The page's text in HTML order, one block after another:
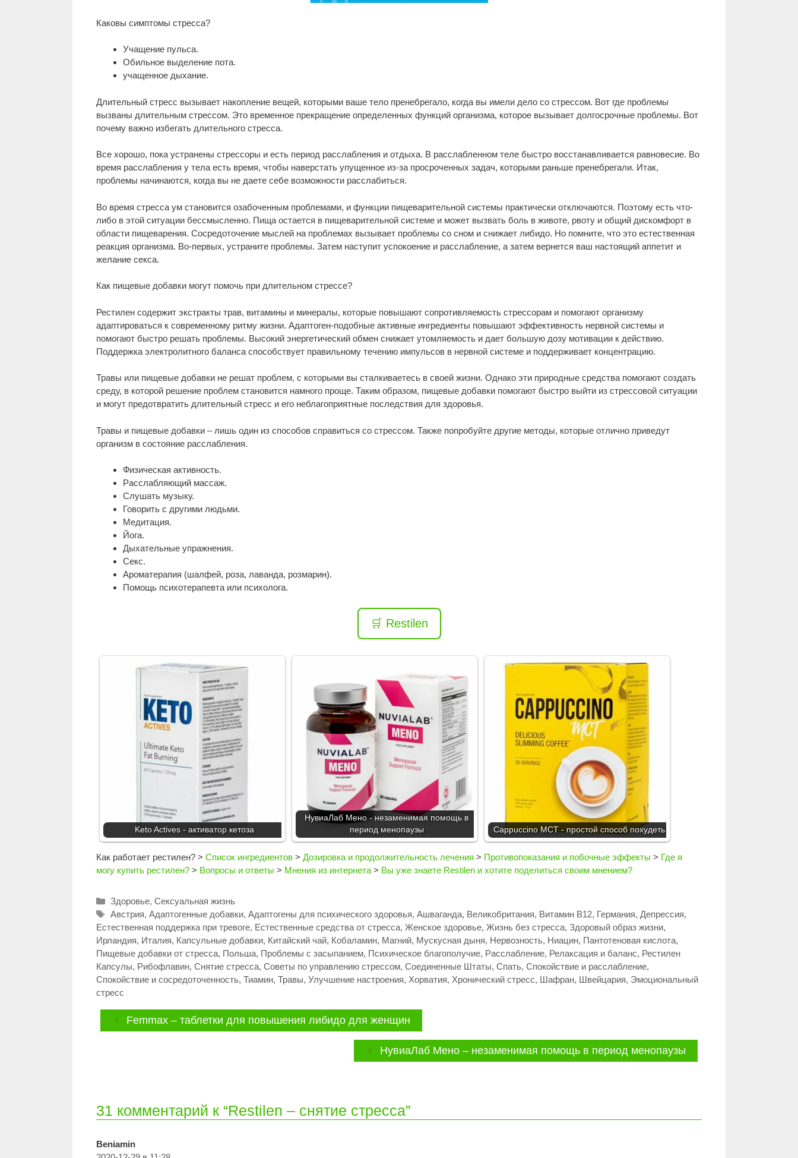
Каковы симптомы стресса?
Учащение пульса.
Обильное выделение пота.
учащенное дыхание.
Длительный стресс вызывает накопление вещей, которыми ваше тело пренебрегало, когда вы имели дело со стрессом. Вот где проблемы
вызваны длительным стрессом. Это временное прекращение определенных функций организма, которое вызывает долгосрочные проблемы. Вот
почему важно избегать длительного стресса.
Все хорошо, пока устранены стрессоры и есть период расслабления и отдыха. В расслабленном теле быстро восстанавливается равновесие. Во
время расслабления у тела есть время, чтобы наверстать упущенное из-за просроченных задач, которыми раньше пренебрегали. Итак,
проблемы начинаются, когда вы не даете себе возможности расслабиться.
Во время стресса ум становится озабоченным проблемами, и функции пищеварительной системы практически отключаются. Поэтому есть что-
либо в этой ситуации бессмысленно. Пища остается в пищеварительной системе и может вызвать боль в животе, рвоту и общий дискомфорт в
области пищеварения. Сосредоточение мыслей на проблемах вызывает проблемы со сном и снижает либидо. Но помните, что это естественная
реакция организма. Во-первых, устраните проблемы. Затем наступит успокоение и расслабление, а затем вернется ваш настоящий аппетит и
желание секса.
Как пищевые добавки могут помочь при длительном стрессе?
Рестилен содержит экстракты трав, витамины и минералы, которые повышают сопротивляемость стрессорам и помогают организму
адаптироваться к современному ритму жизни. Адаптоген-подобные активные ингредиенты повышают эффективность нервной системы и
помогают быстро решать проблемы. Высокий энергетический обмен снижает утомляемость и дает большую дозу мотивации к действию.
Поддержка электролитного баланса способствует правильному течению импульсов в нервной системе и поддерживает концентрацию.
Травы или пищевые добавки не решат проблем, с которыми вы сталкиваетесь в своей жизни. Однако эти природные средства помогают создать
среду, в которой решение проблем становится намного проще. Таким образом, пищевые добавки помогают быстро выйти из стрессовой ситуации
и могут предотвратить длительный стресс и его неблагоприятные последствия для здоровья.
Травы и пищевые добавки – лишь один из способов справиться со стрессом. Также попробуйте другие методы, которые отлично приведут
организм в состояние расслабления.
Физическая активность.
Расслабляющий массаж.
Слушать музыку.
Говорить с другими людьми.
Медитация.
Йога.
Дыхательные упражнения.
Секс.
Ароматерапия (шалфей, роза, лаванда, розмарин).
Помощь психотерапевта или психолога.
🛒 Restilen
Keto Actives - активатор кетоза
НувиаЛаб Мено - незаменимая помощь в
период менопаузы
Cappuccino MCT - простой способ похудеть
Как работает рестилен? > Список ингредиентов > Дозировка и продолжительность лечения > Противопоказания и побочные эффекты > Где я
могу купить рестилен? > Вопросы и ответы > Мнения из интернета > Вы уже знаете Restilen и хотите поделиться своим мнением?
Рубрики
Здоровье, Сексуальная жизнь
Метки
Австрия, Адаптогенные добавки, Адаптогены для психического здоровья, Ашваганда, Великобритания, Витамин В12, Германия, Депрессия,
Естественная поддержка при тревоге, Естественные средства от стресса, Женское здоровье, Жизнь без стресса, Здоровый образ жизни,
Ирландия, Италия, Капсульные добавки, Китайский чай, Кобаламин, Магний, Мускусная дыня, Нервозность, Ниацин, Пантотеновая кислота,
Пищевые добавки от стресса, Польша, Проблемы с засыпанием, Психическое благополучие, Расслабление, Релаксация и баланс, Рестилен
Капсулы, Рибофлавин, Снятие стресса, Советы по управлению стрессом, Соединенные Штаты, Спать, Спокойствие и расслабление,
Спокойствие и сосредоточенность, Тиамин, Травы, Улучшение настроения, Хорватия, Хронический стресс, Шафран, Швейцария, Эмоциональный
стресс
Femmax – таблетки для повышения либидо для женщин
НувиаЛаб Мено – незаменимая помощь в период менопаузы
31 комментарий к “Restilen – снятие стресса”
Beniamin